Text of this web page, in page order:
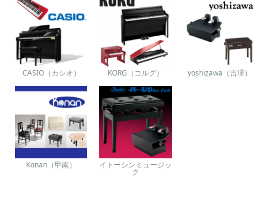
CASIO（カシオ） KORG（コルグ） yoshizawa（吉澤）
Konan（甲南） イトーシンミュージッ
ク